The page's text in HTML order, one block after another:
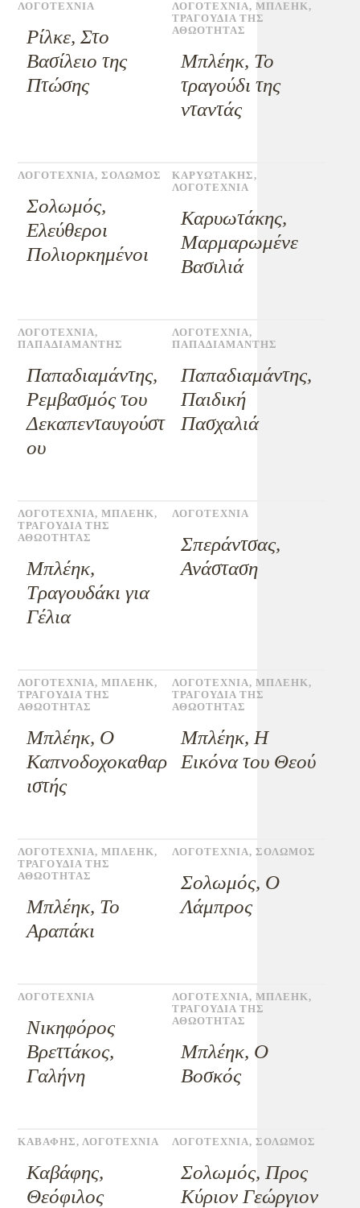
ΛΟΓΟΤΕΧΝΙΑ
Ρίλκε, Στο
Βασίλειο της
Πτώσης
ΛΟΓΟΤΕΧΝΙΑ, ΜΠΛΕΗΚ,
ΤΡΑΓΟΥΔΙΑ ΤΗΣ
ΑΘΩΟΤΗΤΑΣ
Μπλέηκ, Το
τραγούδι της
νταντάς
ΛΟΓΟΤΕΧΝΙΑ,ΣΟΛΩΜΟΣ
Σολωμός,
Ελεύθεροι
Πολιορκημένοι
ΚΑΡΥΩΤΑΚΗΣ,
ΛΟΓΟΤΕΧΝΙΑ
Καρυωτάκης,
Μαρμαρωμένε
Βασιλιά
ΛΟΓΟΤΕΧΝΙΑ,
ΠΑΠΑΔΙΑΜΑΝΤΗΣ
Παπαδιαμάντης,
Ρεμβασμός του
Δεκαπενταυγούστ
ου
ΛΟΓΟΤΕΧΝΙΑ,
ΠΑΠΑΔΙΑΜΑΝΤΗΣ
Παπαδιαμάντης,
Παιδική
Πασχαλιά
ΛΟΓΟΤΕΧΝΙΑ,ΜΠΛΕΗΚ,
ΤΡΑΓΟΥΔΙΑ ΤΗΣ
ΑΘΩΟΤΗΤΑΣ
Μπλέηκ,
Τραγουδάκι για
Γέλια
ΛΟΓΟΤΕΧΝΙΑ
Σπεράντσας,
Ανάσταση
ΛΟΓΟΤΕΧΝΙΑ,ΜΠΛΕΗΚ,
ΤΡΑΓΟΥΔΙΑ ΤΗΣ
ΑΘΩΟΤΗΤΑΣ
Μπλέηκ, Ο
Καπνοδοχοκαθαρ
ιστής
ΛΟΓΟΤΕΧΝΙΑ, ΜΠΛΕΗΚ,
ΤΡΑΓΟΥΔΙΑ ΤΗΣ
ΑΘΩΟΤΗΤΑΣ
Μπλέηκ, Η
Εικόνα του Θεού
ΛΟΓΟΤΕΧΝΙΑ,ΜΠΛΕΗΚ,
ΤΡΑΓΟΥΔΙΑ ΤΗΣ
ΑΘΩΟΤΗΤΑΣ
Μπλέηκ, Το
Αραπάκι
ΛΟΓΟΤΕΧΝΙΑ, ΣΟΛΩΜΟΣ
Σολωμός, Ο
Λάμπρος
ΛΟΓΟΤΕΧΝΙΑ
Νικηφόρος
Βρεττάκος,
Γαλήνη
ΛΟΓΟΤΕΧΝΙΑ, ΜΠΛΕΗΚ,
ΤΡΑΓΟΥΔΙΑ ΤΗΣ
ΑΘΩΟΤΗΤΑΣ
Μπλέηκ, Ο
Βοσκός
ΚΑΒΑΦΗΣ,ΛΟΓΟΤΕΧΝΙΑ
Καβάφης,
Θεόφιλος
ΛΟΓΟΤΕΧΝΙΑ, ΣΟΛΩΜΟΣ
Σολωμός, Προς
Κύριον Γεώργιον